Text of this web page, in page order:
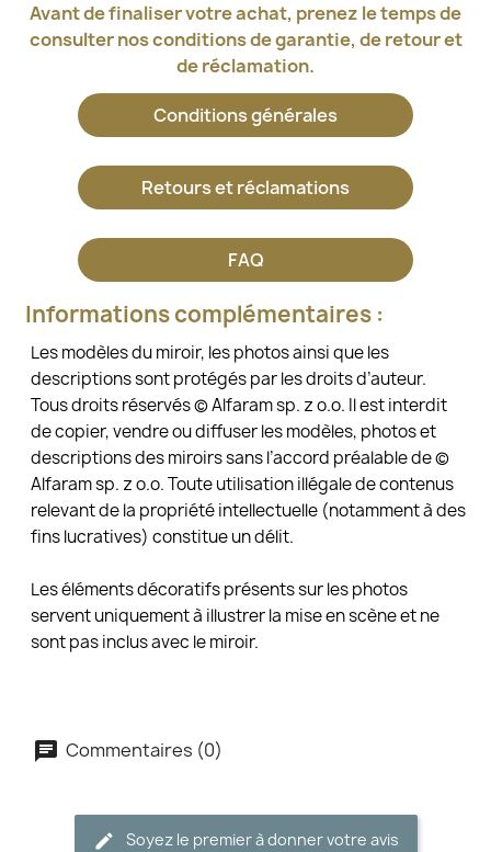
Avant de finaliser votre achat, prenez le temps de
consulter nos conditions de garantie, de retour et
de réclamation.
Conditions générales
Retours et réclamations
FAQ
Informations complémentaires :
Les modèles du miroir, les photos ainsi que les
descriptions sont protégés par les droits d’auteur.
Tous droits réservés © Alfaram sp. z o.o. Il est interdit
de copier, vendre ou diffuser les modèles, photos et
descriptions des miroirs sans l’accord préalable de ©
Alfaram sp. z o.o. Toute utilisation illégale de contenus
relevant de la propriété intellectuelle (notamment à des
fins lucratives) constitue un délit.
Les éléments décoratifs présents sur les photos
servent uniquement à illustrer la mise en scène et ne
sont pas inclus avec le miroir.
Commentaires (0)
Soyez le premier à donner votre avis